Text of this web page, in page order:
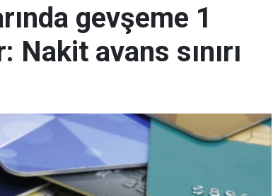
gevşeme 1
Nakit avans sınırı